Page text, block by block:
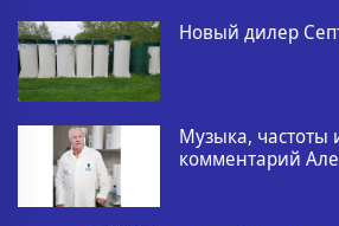
Новый дилер
Музыка, частоты
комментарий